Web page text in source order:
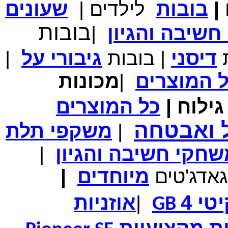
₪700.00 מחיר שוק
המחיר שלך
משלוח חינם
במבצע תיק לנשיאת מחשב נייד 10.1 אינץ' בצבע ורוד בעל
₪150.00 מחיר שוק
₪99.00 המחיר שלך
₪104.00 המחיר כולל משלוח :
נרתיק עור יוקרתי עבור אייפוד וידאו 60GB\80GB \שחור
| בובות לילדים |
שעונים
והגיון
|בובות
דיסני | בובות גיבורי על
|
המוצרים |מכונות
| כל המוצרים
ואבטחה | משקפי תלת
חשיבה והגיון
|
גאדג'טים מיוחדים |
4
GB
|אוזניות